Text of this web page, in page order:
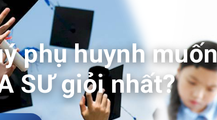
phụ huynh
SƯ giỏi nhất?